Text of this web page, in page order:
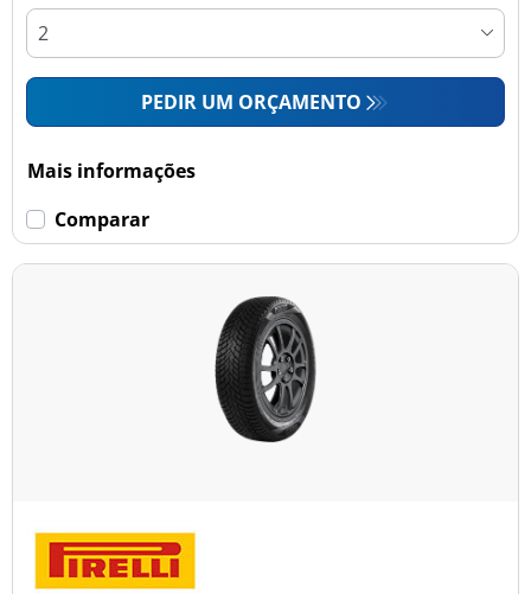
PEDIR UM ORÇAMENTO
Mais informações
Comparar